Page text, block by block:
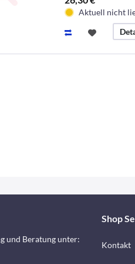
Aktuell nicht
und Beratung unter:
Shop
Kontakt